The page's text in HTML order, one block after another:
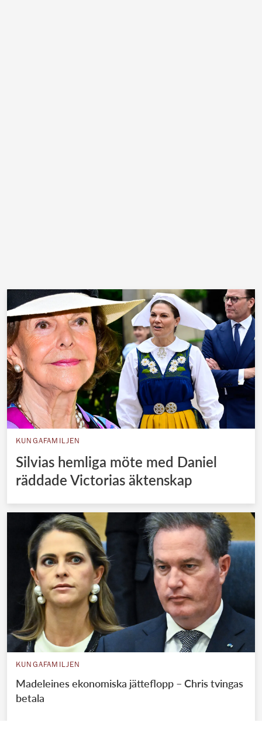
KUNGAFAMILJEN
Silvias hemliga möte med Daniel
räddade Victorias äktenskap
KUNGAFAMILJEN
Madeleines ekonomiska jätteflopp – Chris tvingas
betala